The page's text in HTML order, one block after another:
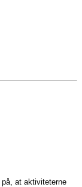
at aktiviteterne